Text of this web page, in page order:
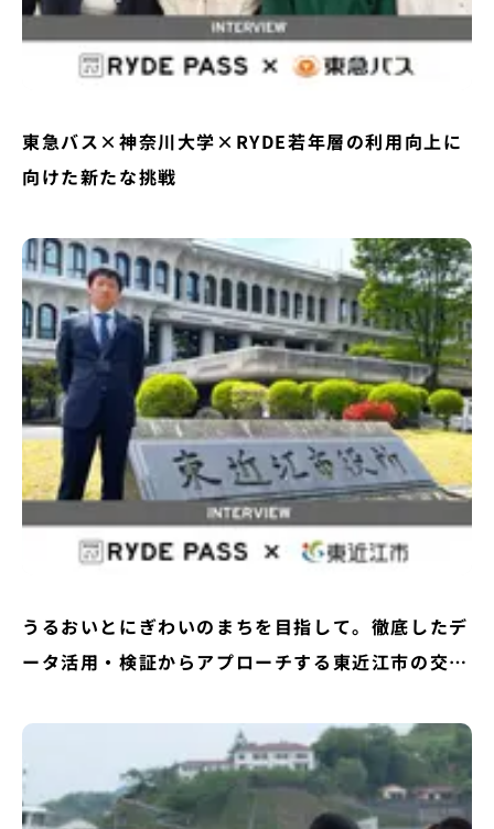
東急バス×神奈川大学×RYDE若年層の利用向上に
向けた新たな挑戦
うるおいとにぎわいのまちを目指して。徹底したデ
ータ活用・検証からアプローチする東近江市の交通